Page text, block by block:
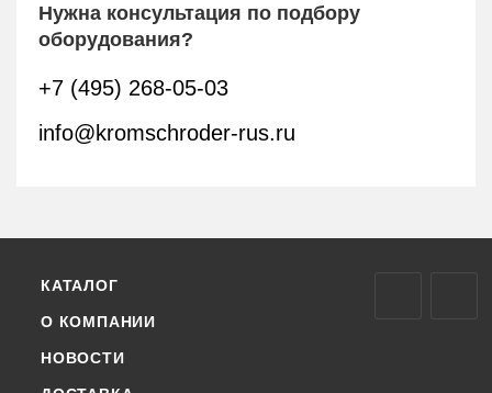
Нужна консультация по подбору
оборудования?
+7 (495) 268-05-03
info@kromschroder-rus.ru
КАТАЛОГ
О КОМПАНИИ
НОВОСТИ